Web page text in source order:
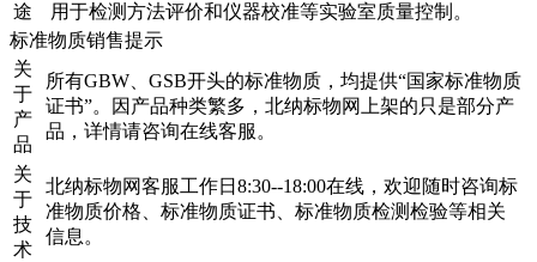
途
用于检测方法评价和仪器校准等实验室质量控制。
标准物质销售提示
关
于
产
品
所有GBW、GSB开头的标准物质，均提供“国家标准物质
证书”。因产品种类繁多，北纳标物网上架的只是部分产
品，详情请咨询在线客服。
关
于
技
术
北纳标物网客服工作日8:30--18:00在线，欢迎随时咨询标
准物质价格、标准物质证书、标准物质检测检验等相关
信息。